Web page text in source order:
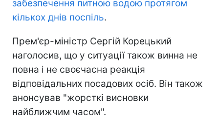
забезпечення питною водою протягом
кількох днів поспіль.
Прем'єр-міністр Сергій Корецький
наголосив, що у ситуації також винна не
повна і не своєчасна реакція
відповідальних посадових осіб. Він також
анонсував "жорсткі висновки
найближчим часом".